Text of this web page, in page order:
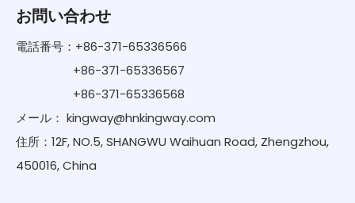
お問い合わせ
電話番号：+86-371-65336566
+86-371-65336567
+86-371-65336568
メール： kingway@hnkingway.com
住所：12F, NO.5, SHANGWU Waihuan Road, Zhengzhou,
450016, China